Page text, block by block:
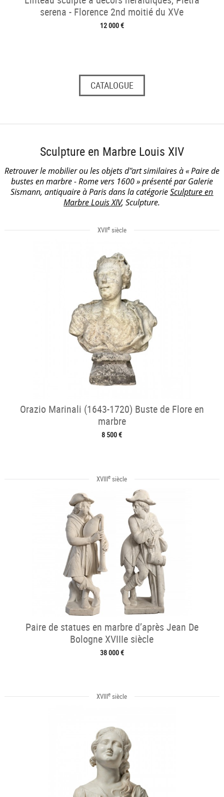
serena - Florence 2nd moitié du XVe
12 000 €
CATALOGUE
Sculpture en Marbre Louis XIV
Retrouver le mobilier ou les objets d''art similaires à « Paire de
bustes en marbre - Rome vers 1600 » présenté par Galerie
Sismann, antiquaire à Paris dans la catégorieSculpture en
Marbre Louis XIV, Sculpture.
XVIIesiècle
Orazio Marinali (1643-1720) Buste de Flore en
marbre
8 500 €
XVIIIe siècle
Paire de statues en marbre d’après Jean De
Bologne XVIIIe siècle
38 000 €
XVIIIe siècle